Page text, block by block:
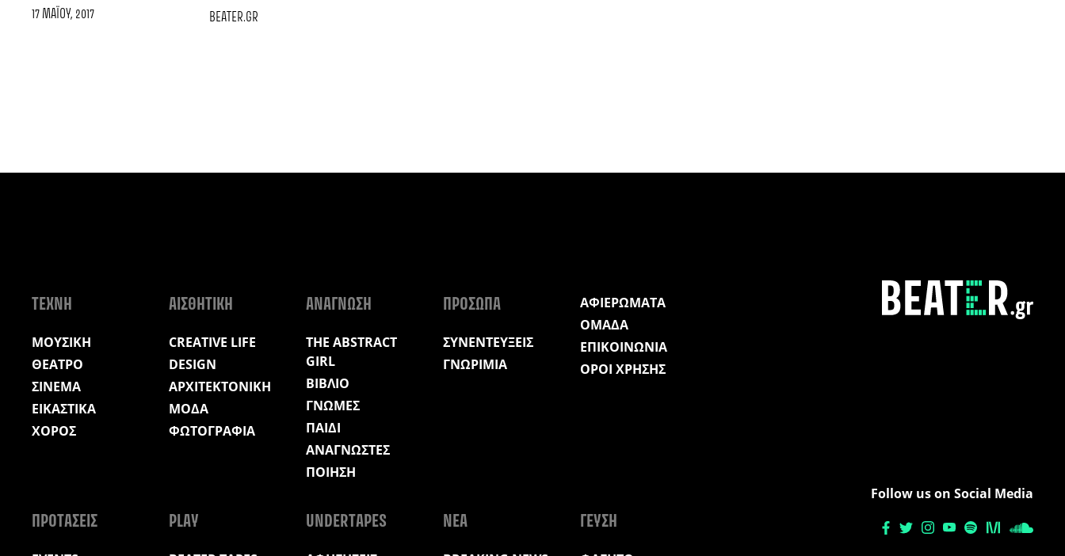
17 ΜΑΪ́ΟΥ, 2017 BEATER.GR
ΤΕΧΝΗ
ΜΟΥΣΙΚΗ
ΘΕΑΤΡΟ
ΣΙΝΕΜΑ
ΕΙΚΑΣΤΙΚΑ
ΧΟΡΟΣ
ΑΙΣΘΗΤΙΚΗ
CREATIVE LIFE
DESIGN
ΑΡΧΙΤΕΚΤΟΝΙΚΗ
ΜΟΔΑ
ΦΩΤΟΓΡΑΦΙΑ
ΑΝΑΓΝΩΣΗ
THE ABSTRACT
GIRL
ΒΙΒΛΙΟ
ΓΝΩΜΕΣ
ΠΑΙΔΙ
ΑΝΑΓΝΩΣΤΕΣ
ΠΟΙΗΣΗ
ΠΡΟΣΩΠΑ
ΣΥΝΕΝΤΕΥΞΕΙΣ
ΓΝΩΡΙΜΙΑ
ΑΦΙΕΡΩΜΑΤΑ
ΟΜΑΔΑ
ΕΠΙΚΟΙΝΩΝΙΑ
ΟΡΟΙ ΧΡΗΣΗΣ
ΠΡΟΤΑΣΕΙΣ PLAY UNDERTAPES ΝΕΑ ΓΕΥΣΗ
Follow us on Social Media